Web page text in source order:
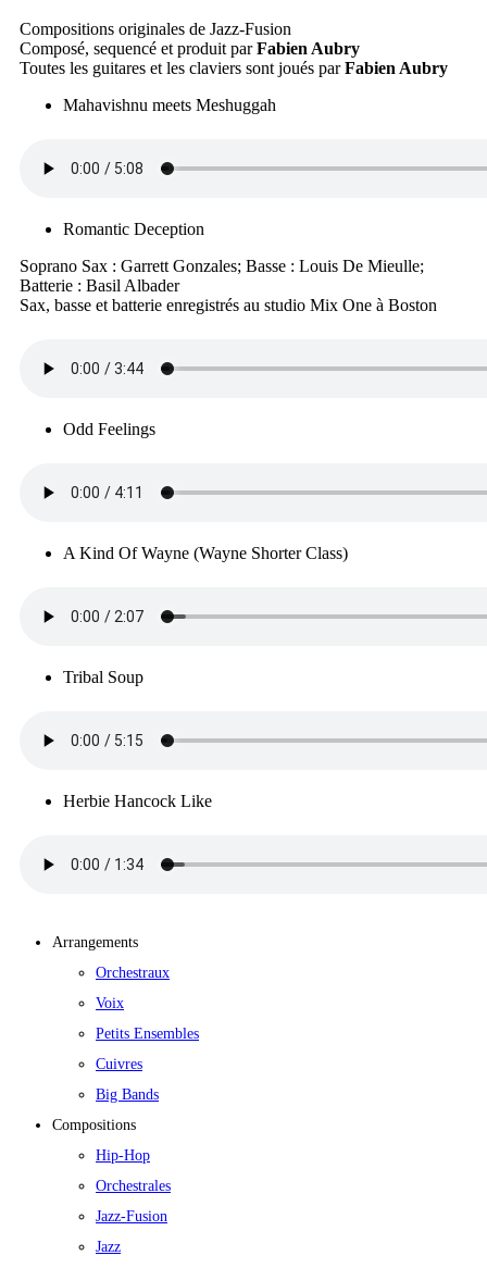
Compositions originales de Jazz-Fusion
Composé, sequencé et produit parFabien Aubry
Toutes les guitares et les claviers sont joués parFabien Aubry
Mahavishnu meets Meshuggah
Romantic Deception
Soprano Sax : Garrett Gonzales; Basse : Louis De Mieulle;
Batterie : Basil Albader
Sax, basse et batterie enregistrés au studio Mix One à Boston
Odd Feelings
A Kind Of Wayne (Wayne Shorter Class)
Tribal Soup
Herbie Hancock Like
Arrangements
Orchestraux
Voix
Petits Ensembles
Cuivres
Big Bands
Compositions
Hip-Hop
Orchestrales
Jazz-Fusion
Jazz